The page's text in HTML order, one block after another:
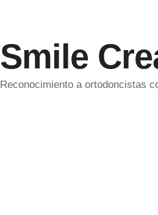
Smile
Reconocimiento a ortodoncistas